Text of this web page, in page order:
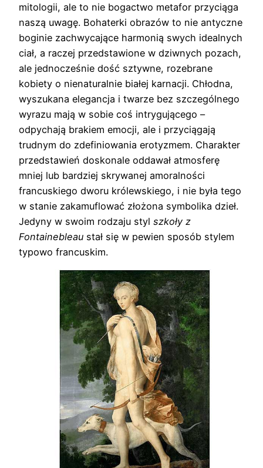
mitologii, ale to nie bogactwo metafor przyciąga
naszą uwagę. Bohaterki obrazów to nie antyczne
boginie zachwycające harmonią swych idealnych
ciał, a raczej przedstawione w dziwnych pozach,
ale jednocześnie dość sztywne, rozebrane
kobiety o nienaturalnie białej karnacji. Chłodna,
wyszukana elegancja i twarze bez szczególnego
wyrazu mają w sobie coś intrygującego –
odpychają brakiem emocji, ale i przyciągają
trudnym do zdefiniowania erotyzmem. Charakter
przedstawień doskonale oddawał atmosferę
mniej lub bardziej skrywanej amoralności
francuskiego dworu królewskiego, i nie była tego
w stanie zakamuflować złożona symbolika dzieł.
Jedyny w swoim rodzaju styl szkoły z
Fontainebleau stał się w pewien sposób stylem
typowo francuskim.